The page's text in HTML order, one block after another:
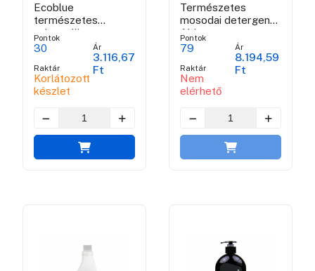
Ecoblue
természetes
univerzális
folyékony
Pontok
30
Raktár
Korlátozott
készlet
Ár
3.116,67
Ft
Természetes
mosodai detergens
Abby
Pontok
79
Raktár
Nem
elérhető
Ár
8.194,59
Ft